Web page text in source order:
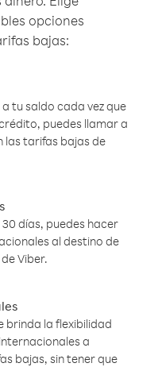
opciones
bajas:
tu saldo cada vez que
puedes llamar a
las tarifas bajas de
días, puedes hacer
al destino de
Viber.
brinda la flexibilidad
a
bajas, sin tener que